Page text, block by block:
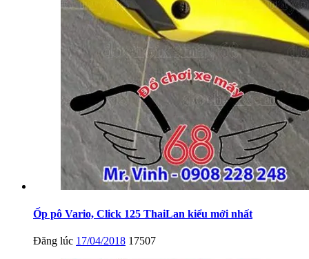
Ốp pô Vario, Click 125 ThaiLan kiểu mới nhất
Đăng lúc 17/04/2018 17507